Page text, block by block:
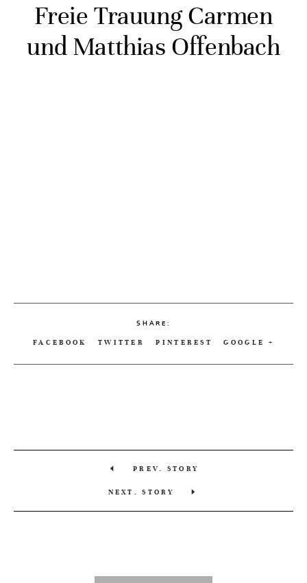
Freie Trauung Carmen
und Matthias Offenbach
SHARE:
FACEBOOK TWITTER PINTEREST GOOGLE +
PREV. STORY
NEXT. STORY